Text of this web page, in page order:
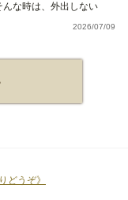
な時は、外出しない
2026/07/09
どうぞ》